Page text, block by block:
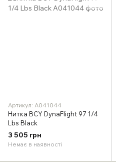
Артикул: A041044
Нитка BCY DynaFlight 97 1/4
Lbs Black
3 505 грн
Немає в наявності